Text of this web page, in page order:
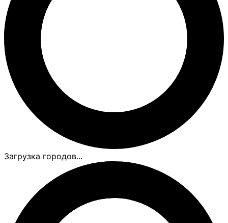
Загрузка городов...